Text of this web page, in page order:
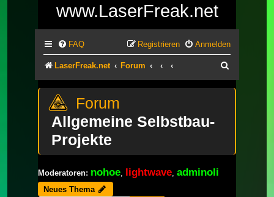
www.LaserFreak.net
FAQ Anmelden
Registrieren
LaserFreak.net Forum
Allgemeine Selbstbau-
Projekte
Moderatoren: nohoe lightwave adminoli
Neues Thema